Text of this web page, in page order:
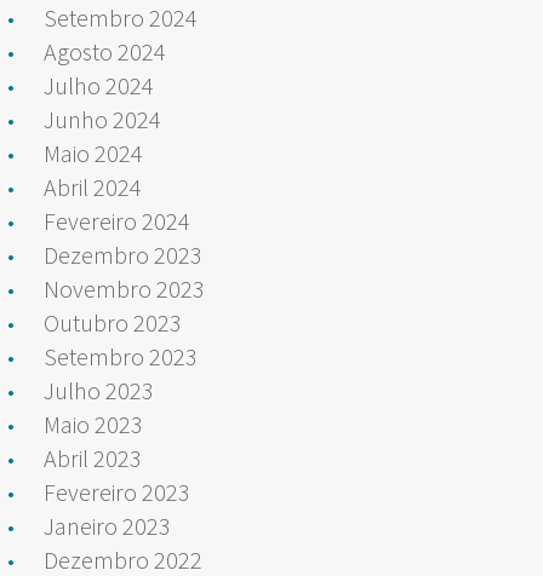
Setembro 2024
Agosto 2024
Julho 2024
Junho 2024
Maio 2024
Abril 2024
Fevereiro 2024
Dezembro 2023
Novembro 2023
Outubro 2023
Setembro 2023
Julho 2023
Maio 2023
Abril 2023
Fevereiro 2023
Janeiro 2023
Dezembro 2022